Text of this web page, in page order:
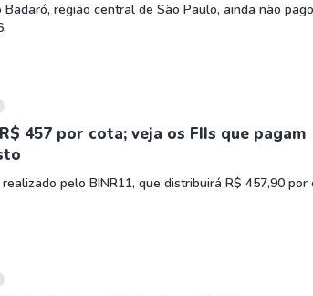
Badaró, região central de São Paulo, ainda não
457 por cota; veja os FIIs que pagam
pelo BINR11, que distribuirá R$ 457,90 por